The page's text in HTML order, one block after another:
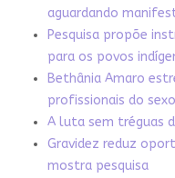
aguardando
Pesquisa propõe
para os povos
Bethânia Amaro
profissionais do sexo
A luta sem tréguas
Gravidez reduz
mostra pesquisa